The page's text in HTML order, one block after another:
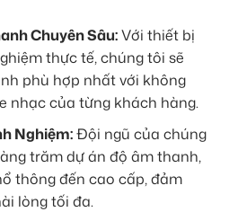
Chuyên Sâu:Với thiết bị
thực tế, chúng tôi sẽ
phù hợp nhất với không
nhạc của từng khách hàng.
Nghiệm:Đội ngũ của chúng
trăm dự án độ âm thanh,
thông đến cao cấp, đảm
lòng tối đa.